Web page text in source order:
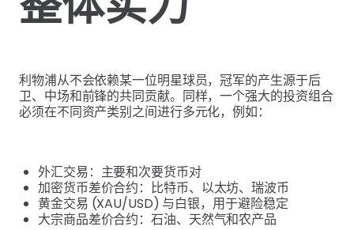
利物浦从不会依赖某一位明星球员，冠军的产生源于后
卫、中场和前锋的共同贡献。同样，一个强大的投资组合
必须在不同资产类别之间进行多元化，例如：
外汇交易：主要和次要货币对
加密货币差价合约：比特币、以太坊、瑞波币
黄金交易 (XAU/USD) 与白银，用于避险稳定
大宗商品差价合约：石油、天然气和农产品